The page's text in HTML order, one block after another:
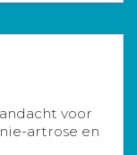
voor
artrose en